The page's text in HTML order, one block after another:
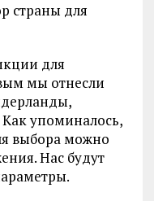
страны для
для
мы отнесли
упоминалось,
выбора можно
Нас будут